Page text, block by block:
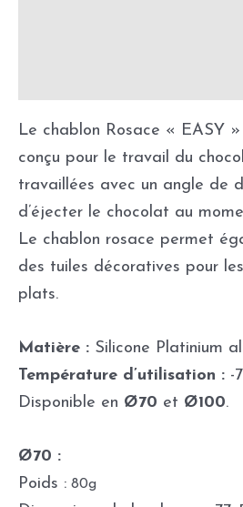
Le chablon Rosace « EASY
conçu pour le travail du
travaillées avec un angle de
d’éjecter le chocolat au
Le chablon rosace permet
des tuiles décoratives pour
plats.
Matière : Silicone Platinium
Température d’utilisation : -
Disponible en Ø70 et Ø100.
Ø70 :
Poids : 80g